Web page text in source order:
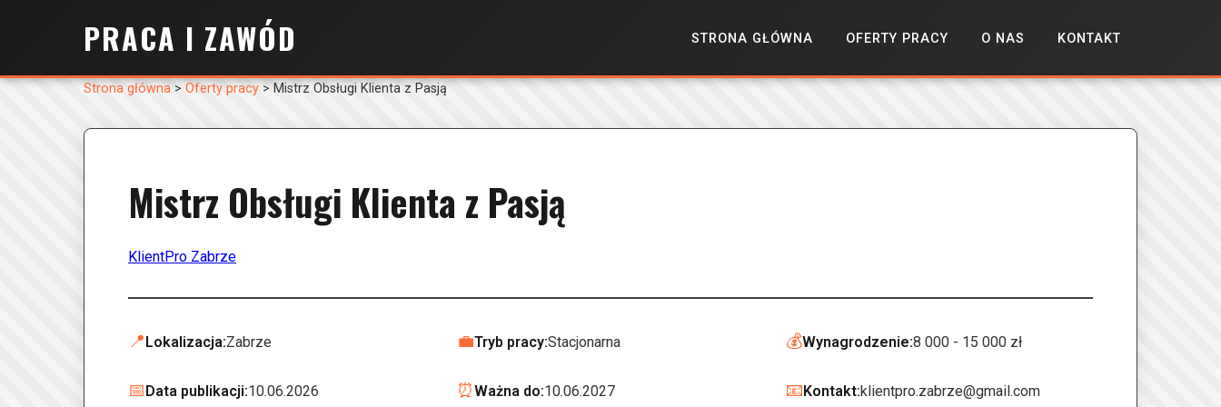
PRACA I ZAWÓD STRONA GŁÓWNA OFERTY PRACY O NAS KONTAKT
Strona główna> Oferty pracy >Mistrz Obsługi Klienta z Pasją
Mistrz Obsługi Klienta z Pasją
KlientPro Zabrze
📍Lokalizacja:Zabrze 💼Tryb pracy:Stacjonarna 💰Wynagrodzenie:8 000 - 15 000 zł
📅Data publikacji:10.06.2026 ⏰Ważna do:10.06.2027 📧Kontakt:klientpro.zabrze@gmail.com